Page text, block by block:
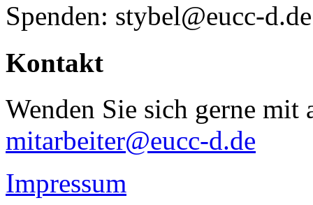
Spenden: stybel@eucc-d.de
Kontakt
Wenden Sie sich gerne mit
mitarbeiter@eucc-d.de
Impressum